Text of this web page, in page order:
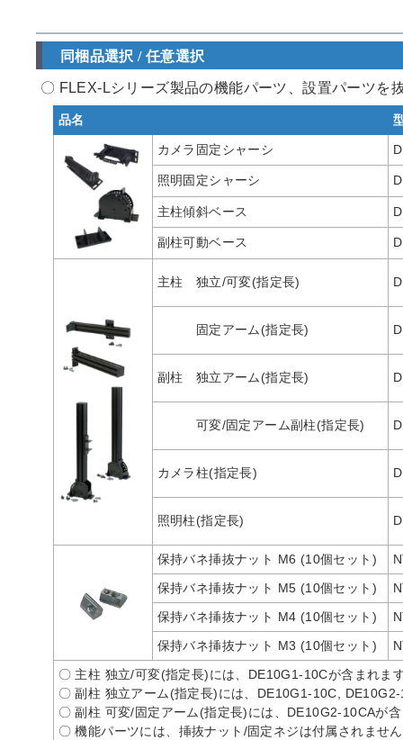
同梱品選択 / 任意選択
〇 FLEX-Lシリーズ製品の機能パーツ、設置パーツを
品名
カメラ固定シャーシ
照明固定シャーシ
主柱傾斜ベース
副柱可動ベース
主柱 独立/可変(指定長)
固定アーム(指定長)
副柱 独立アーム(指定長)
可変/固定アーム副柱(指定長)
カメラ柱(指定長)
照明柱(指定長)
保持バネ挿抜ナット M6 (10個セット)
保持バネ挿抜ナット M5 (10個セット)
保持バネ挿抜ナット M4 (10個セット)
保持バネ挿抜ナット M3 (10個セット)
〇 主柱 独立/可変(指定長)には、DE10G1-10Cが含まれま
〇 副柱 独立アーム(指定長)には、DE10G1-10C,
〇 副柱 可変/固定アーム(指定長)には、DE10G2-10CAが
〇 機能パーツには、挿抜ナット/固定ネジは付属されませ